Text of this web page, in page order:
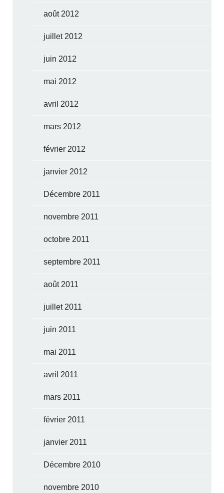
août 2012
juillet 2012
juin 2012
mai 2012
avril 2012
mars 2012
février 2012
janvier 2012
Décembre 2011
novembre 2011
octobre 2011
septembre 2011
août 2011
juillet 2011
juin 2011
mai 2011
avril 2011
mars 2011
février 2011
janvier 2011
Décembre 2010
novembre 2010